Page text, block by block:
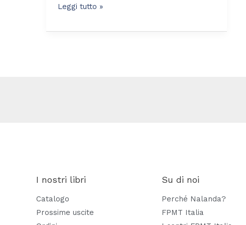
Leggi tutto »
I nostri libri
Catalogo
Prossime uscite
Su di noi
Perché Nalanda?
FPMT Italia